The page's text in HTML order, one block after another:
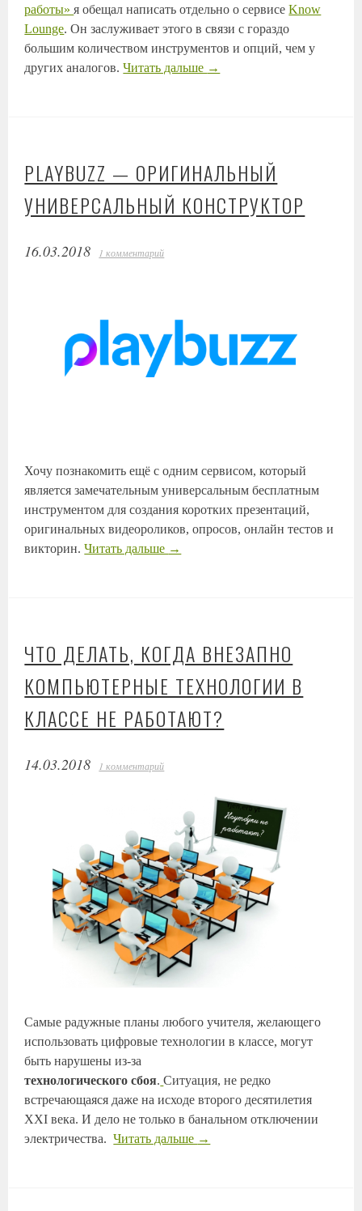
работы»я обещал написать отдельно о сервисеKnow
Lounge. Он заслуживает этого в связи с гораздо
большим количеством инструментов и опций, чем у
других аналогов.Читать дальше →
PLAYBUZZ — ОРИГИНАЛЬНЫЙ
УНИВЕРСАЛЬНЫЙ КОНСТРУКТОР
16.03.2018 1 комментарий
Хочу познакомить ещё с одним сервисом, который
является замечательным универсальным бесплатным
инструментом для создания коротких презентаций,
оригинальных видеороликов, опросов, онлайн тестов и
викторин.Читать дальше →
ЧТО ДЕЛАТЬ, КОГДА ВНЕЗАПНО
КОМПЬЮТЕРНЫЕ ТЕХНОЛОГИИ В
КЛАССЕ НЕ РАБОТАЮТ?
14.03.2018 1 комментарий
Самые радужные планы любого учителя, желающего
использовать цифровые технологии в классе, могут
быть нарушены из-за
технологическогосбоя. Ситуация, не редко
встречающаяся даже на исходе второго десятилетия
XXI века. И дело не только в банальном отключении
электричества.Читать дальше →